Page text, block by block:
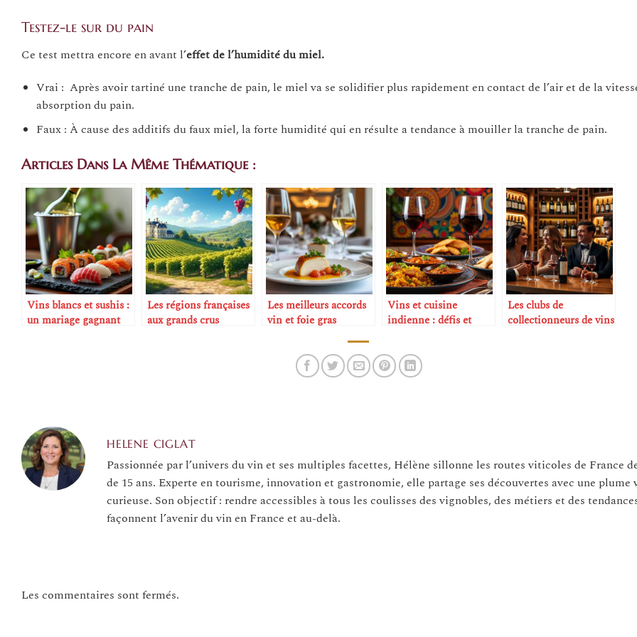
Testez-le sur du pain
Ce test mettra encore en avant l’effet de l’humidité du miel.
Vrai : Après avoir tartiné une tranche de pain, le miel va se solidifier plus rapidement en contact de l’air et de la
absorption du pain.
Faux : À cause des additifs du faux miel, la forte humidité qui en résulte a tendance à mouiller la tranche de pain.
Articles Dans La Même Thématique :
Vins blancs et sushis :
un mariage gagnant
Les régions françaises
aux grands crus
Les meilleurs accords
vin et foie gras
Vins et cuisine
indienne : défis et
Les clubs de
collectionneurs de vins
HELENE CIGLAT
Passionnée par l’univers du vin et ses multiples facettes, Hélène sillonne les routes viticoles de France
de 15 ans. Experte en tourisme, innovation et gastronomie, elle partage ses découvertes avec une plume
curieuse. Son objectif : rendre accessibles à tous les coulisses des vignobles, des métiers et des
façonnent l’avenir du vin en France et au-delà.
Les commentaires sont fermés.